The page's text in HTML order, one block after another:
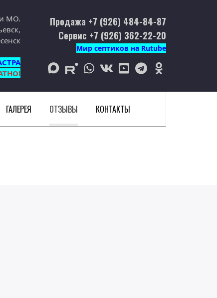
МО.
Продажа +7 (926) 484-84-87
Сервис +7 (926) 362-22-20
Мир септиков на Rutube
max rutubewhatsapp
vk youtubetelegramodnoklassniki
ГАЛЕРЕЯ ОТЗЫВЫ КОНТАКТЫ